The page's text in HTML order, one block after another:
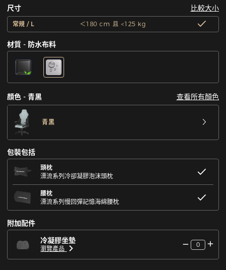
尺寸 比較大小
常規 / L ＜180 cm 且 <125 kg
材質 - 防水布料
顔色 - 青黑 查看所有顏色
青黑
包裝包括
頭枕
漂流系列冷卻凝膠泡沫頭枕
腰枕
漂流系列慢回彈記憶海綿腰枕
附加配件
冷凝膠坐墊
瀏覽產品
0